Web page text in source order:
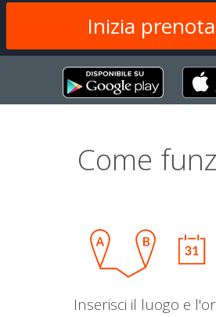
Come
Inserisci il luogo e